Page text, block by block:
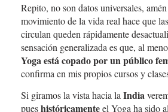
Repito, no son datos universales,
movimiento de la vida real hace que
circulan queden rápidamente
sensación generalizada es que, al
Yoga está copado por un público
confirma en mis propios cursos y
Si giramos la vista hacia la India
pueshistóricamenteel Yoga ha sido